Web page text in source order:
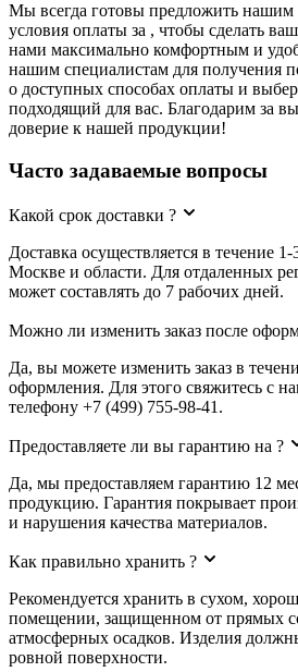
Мы всегда готовы предложить нашим
условия оплаты за , чтобы сделать
нами максимально комфортным и
нашим специалистам для получения
о доступных способах оплаты и
подходящий для вас. Благодарим за
доверие к нашей продукции!
Часто задаваемые вопросы
Какой срок доставки ?
Доставка осуществляется в течение
Москве и области. Для отдаленных
может составлять до 7 рабочих дней.
Можно ли изменить заказ после
Да, вы можете изменить заказ в
оформления. Для этого свяжитесь с
телефону +7 (499) 755-98-41.
Предоставляете ли вы гарантию на ?
Да, мы предоставляем гарантию 12
продукцию. Гарантия покрывает
и нарушения качества материалов.
Как правильно хранить ?
Рекомендуется хранить в сухом,
помещении, защищенном от прямых
атмосферных осадков. Изделия
ровной поверхности.